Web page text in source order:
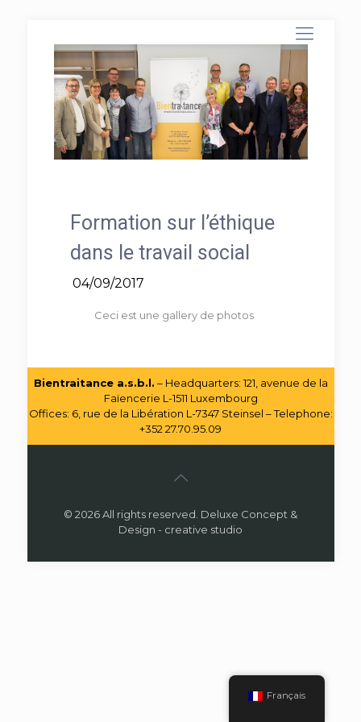
Formation sur l’éthique
dans le travail social
04/09/2017
Ceci est une gallery de photos
Bientraitance a.s.b.l. – Headquarters: 121, avenue de la
Faïencerie L-1511 Luxembourg
Offices: 6, rue de la Libération L-7347 Steinsel – Telephone:
+352 27.70.95.09
© 2026 All rights reserved. Deluxe Concept &
Design - creative studio
Français